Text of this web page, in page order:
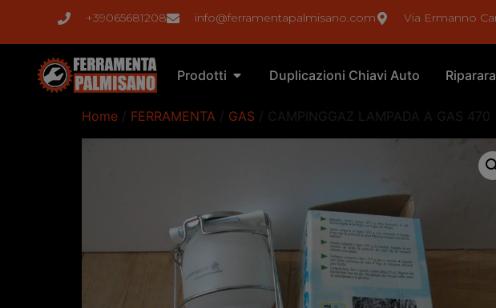
+39065681208 info@ferramentapalmisano.com Via Ermanno
Prodotti Duplicazioni Chiavi Auto
Home / FERRAMENTA / GAS / CAMPINGGAZ LAMPADA A GAS 470